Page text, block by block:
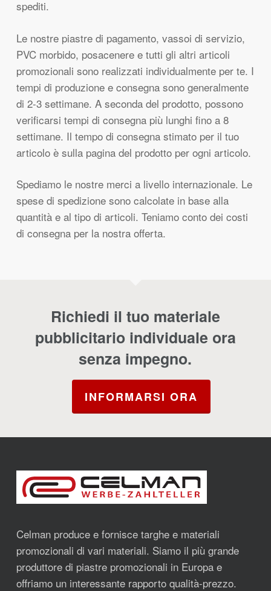
spediti.
Le nostre piastre di pagamento, vassoi di servizio,
PVC morbido, posacenere e tutti gli altri articoli
promozionali sono realizzati individualmente per te. I
tempi di produzione e consegna sono generalmente
di 2-3 settimane. A seconda del prodotto, possono
verificarsi tempi di consegna più lunghi fino a 8
settimane. Il tempo di consegna stimato per il tuo
articolo è sulla pagina del prodotto per ogni articolo.
Spediamo le nostre merci a livello internazionale. Le
spese di spedizione sono calcolate in base alla
quantità e al tipo di articoli. Teniamo conto dei costi
di consegna per la nostra offerta.
Richiedi il tuo materiale
pubblicitario individuale ora
senza impegno.
INFORMARSI ORA
Celman produce e fornisce targhe e materiali
promozionali di vari materiali. Siamo il più grande
produttore di piastre promozionali in Europa e
offriamo un interessante rapporto qualità-prezzo.